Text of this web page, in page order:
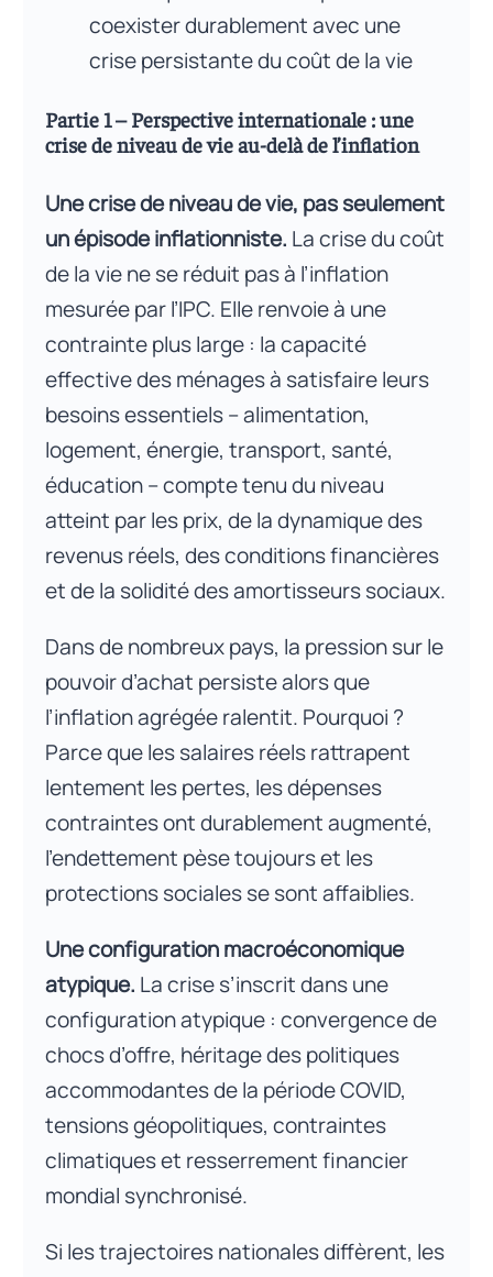
coexister durablement avec une
crise persistante du coût de la vie
Partie 1 – Perspective internationale : une
crise de niveau de vie au-delà de l’inflation
Une crise de niveau de vie, pas seulement
un épisode inflationniste. La crise du coût
de la vie ne se réduit pas à l’inflation
mesurée par l’IPC. Elle renvoie à une
contrainte plus large : la capacité
effective des ménages à satisfaire leurs
besoins essentiels – alimentation,
logement, énergie, transport, santé,
éducation – compte tenu du niveau
atteint par les prix, de la dynamique des
revenus réels, des conditions financières
et de la solidité des amortisseurs sociaux.
Dans de nombreux pays, la pression sur le
pouvoir d’achat persiste alors que
l’inflation agrégée ralentit. Pourquoi ?
Parce que les salaires réels rattrapent
lentement les pertes, les dépenses
contraintes ont durablement augmenté,
l’endettement pèse toujours et les
protections sociales se sont affaiblies.
Une configuration macroéconomique
atypique. La crise s’inscrit dans une
configuration atypique : convergence de
chocs d’offre, héritage des politiques
accommodantes de la période COVID,
tensions géopolitiques, contraintes
climatiques et resserrement financier
mondial synchronisé.
Si les trajectoires nationales diffèrent, les